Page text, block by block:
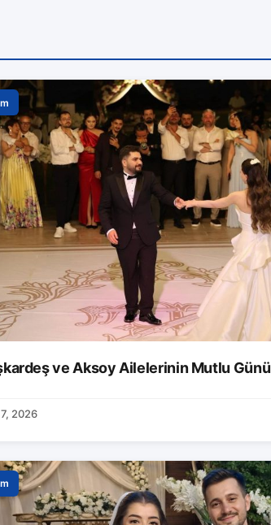
ve Aksoy Ailelerinin Mutlu Günü
2026